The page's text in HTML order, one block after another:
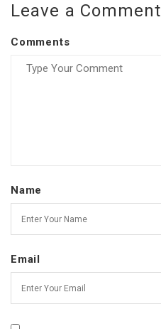
Leave a Comment
Comments
Name
Email